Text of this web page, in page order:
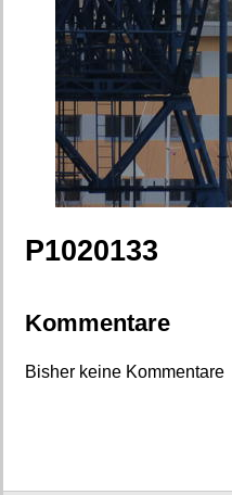
P1020133
Kommentare
Bisher keine Kommentare